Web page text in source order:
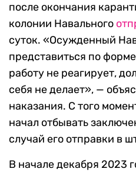
после окончания
колонии Навального
суток. «Осужденный
представиться по
работу не реагирует,
себя не делает», —
наказания. С того
начал отбывать
случай его отправки в
В начале декабря 2023